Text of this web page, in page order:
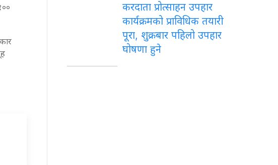
करदाता प्रोत्साहन उपहार
कार्यक्रमको प्राविधिक तयारी
पूरा, शुक्रबार पहिलो उपहार
घोषणा हुने